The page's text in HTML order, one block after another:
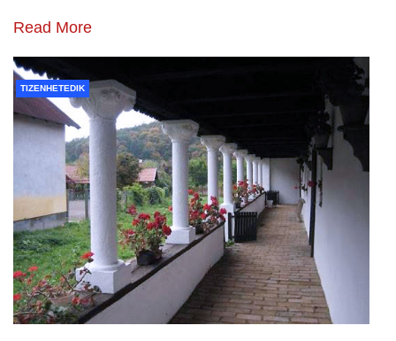
Read More
TIZENHETEDIK